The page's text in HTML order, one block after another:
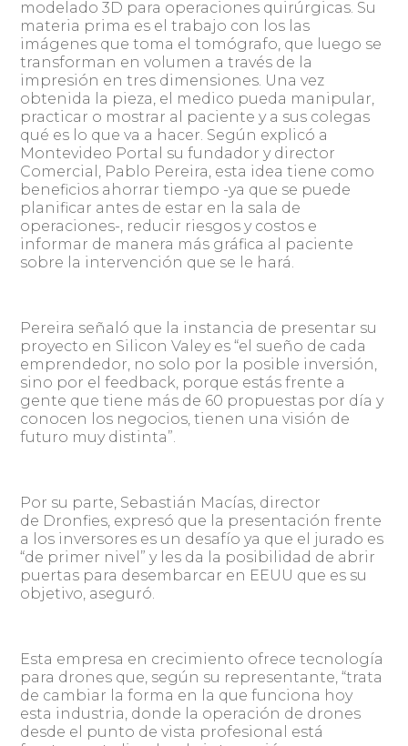
modelado 3D para operaciones quirúrgicas. Su
materia prima es el trabajo con los las
imágenes que toma el tomógrafo, que luego se
transforman en volumen a través de la
impresión en tres dimensiones. Una vez
obtenida la pieza, el medico pueda manipular,
practicar o mostrar al paciente y a sus colegas
qué es lo que va a hacer. Según explicó a
Montevideo Portal su fundador y director
Comercial, Pablo Pereira, esta idea tiene como
beneficios ahorrar tiempo -ya que se puede
planificar antes de estar en la sala de
operaciones-, reducir riesgos y costos e
informar de manera más gráfica al paciente
sobre la intervención que se le hará.
Pereira señaló que la instancia de presentar su
proyecto en Silicon Valey es “el sueño de cada
emprendedor, no solo por la posible inversión,
sino por el feedback, porque estás frente a
gente que tiene más de 60 propuestas por día y
conocen los negocios, tienen una visión de
futuro muy distinta”.
Por su parte, Sebastián Macías, director
de Dronfies, expresó que la presentación frente
a los inversores es un desafío ya que el jurado es
“de primer nivel” y les da la posibilidad de abrir
puertas para desembarcar en EEUU que es su
objetivo, aseguró.
Esta empresa en crecimiento ofrece tecnología
para drones que, según su representante, “trata
de cambiar la forma en la que funciona hoy
esta industria, donde la operación de drones
desde el punto de vista profesional está